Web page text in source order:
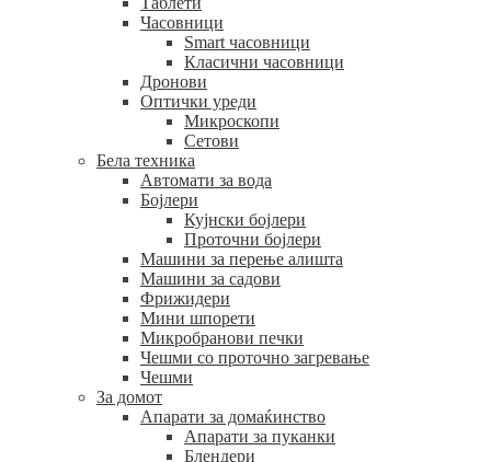
Часовници
Smart часовници
Класични часовници
Дронови
Оптички уреди
Микроскопи
Сетови
Бела техника
Автомати за вода
Бојлери
Кујнски бојлери
Проточни бојлери
Машини за перење алишта
Машини за садови
Фрижидери
Мини шпорети
Микробранови печки
Чешми со проточно загревање
Чешми
За домот
Апарати за домаќинство
Апарати за пуканки
Блендери